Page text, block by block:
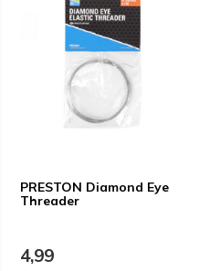
PRESTON Diamond Eye
Threader
4,99